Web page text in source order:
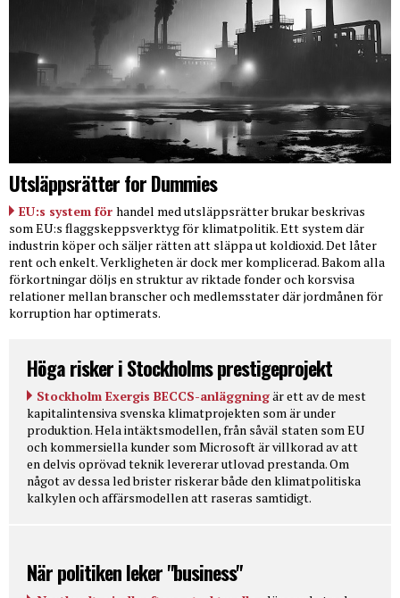
Utsläppsrätter for Dummies
EU:s system för handel med utsläppsrätter brukar beskrivas
som EU:s flaggskeppsverktyg för klimatpolitik. Ett system där
industrin köper och säljer rätten att släppa ut koldioxid. Det låter
rent och enkelt. Verkligheten är dock mer komplicerad. Bakom alla
förkortningar döljs en struktur av riktade fonder och korsvisa
relationer mellan branscher och medlemsstater där jordmånen för
korruption har optimerats.
Höga risker i Stockholms prestigeprojekt
Stockholm Exergis BECCS-anläggningär ett av de mest
kapitalintensiva svenska klimatprojekten som är under
produktion. Hela intäktsmodellen, från såväl staten som EU
och kommersiella kunder som Microsoft är villkorad av att
en delvis oprövad teknik levererar utlovad prestanda. Om
något av dessa led brister riskerar både den klimatpolitiska
kalkylen och affärsmodellen att raseras samtidigt.
När politiken leker "business"